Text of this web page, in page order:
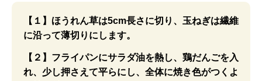
【１】ほうれん草は5cm長さに切り、玉ねぎは繊維
に沿って薄切りにします。
【２】フライパンにサラダ油を熱し、鶏だんごを入
れ、少し押さえて平らにし、全体に焼き色がつくよ